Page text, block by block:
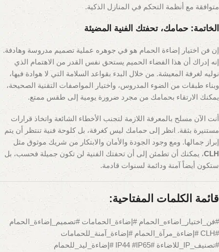
متوافقة مع أنظمة التحكم في المنازل الذكية.
الخاتمة: حمامك، تحفتك الفنية المضيئة
إن فن اختيار إضاءة الحمام هو في جوهره عملية تصميم مدروسة وهادفة.
إنه إدراك أن هذا الفضاء الحميم يستحق نفس القدر من الاهتمام الذي
نوليه لغرفة المعيشة. من خلال البدء بقواعد السلامة التي لا هوادة فيها،
وبناء طبقات من الضوء المدروس، واختيار المواصفات التقنية الصحيحة،
يمكنك الارتقاء بحمامك من مجرد ضرورة يومية إلى طقس ممتع.
أنت الآن مسلح بالمعرفة اللازمة لتجنب الأخطاء الشائعة واتخاذ قرارات
مستنيرة بثقة. انظر إلى حمامك ليس كغرفة، بل كلوحة فنية تنتظر أن يتم
إبراز جمالها. ومع وجود الجودة والأمان والابتكار من شريك موثوق مثل
CLH، يمكنك أن تطمئن إلى أن تحفتك الفنية لن تكون جميلة فحسب، بل
ستكون أيضاً آمنة ودائمة لسنوات قادمة.
قائمة الكلمات المفتاحية:
#فن_اختيار_اضاءه_الحمام #إضاءة_الحمامات #تصميم_إضاءة_الحمام
#CLH #إضاءة_مرآة_الحمام #إضاءة_آمنة_للحمامات
#تصنيف_IP_للاضاءة #IP44 #IP65 #إضاءة_ليد_للحمام